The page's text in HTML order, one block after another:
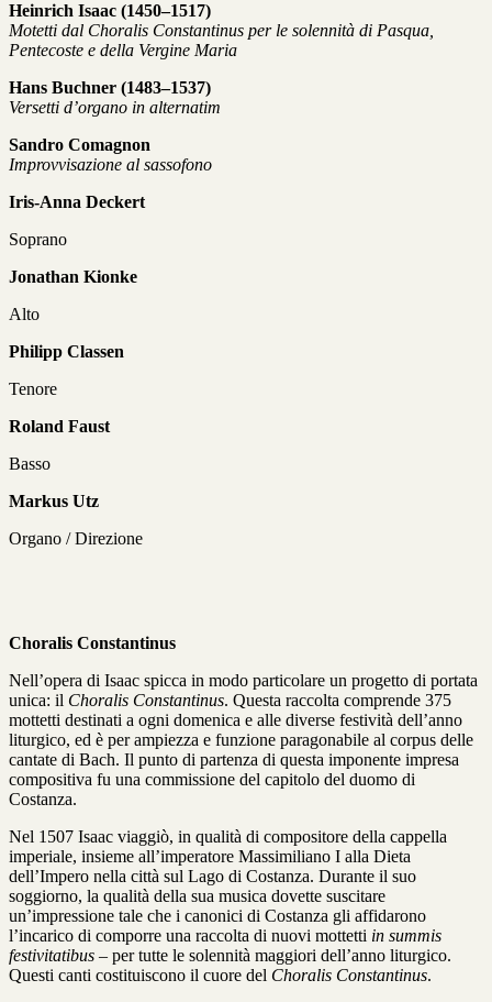
Heinrich Isaac (1450–1517)
Motetti dal Choralis Constantinus per le solennità di Pasqua,
Pentecoste e della Vergine Maria
Hans Buchner (1483–1537)
Versetti d’organo in alternatim
Sandro Comagnon
Improvvisazione al sassofono
Iris-Anna Deckert
Soprano
Jonathan Kionke
Alto
Philipp Classen
Tenore
Roland Faust
Basso
Markus Utz
Organo / Direzione
Choralis Constantinus
Nell’opera di Isaac spicca in modo particolare un progetto di portata
unica: il Choralis Constantinus. Questa raccolta comprende 375
mottetti destinati a ogni domenica e alle diverse festività dell’anno
liturgico, ed è per ampiezza e funzione paragonabile al corpus delle
cantate di Bach. Il punto di partenza di questa imponente impresa
compositiva fu una commissione del capitolo del duomo di
Costanza.
Nel 1507 Isaac viaggiò, in qualità di compositore della cappella
imperiale, insieme all’imperatore Massimiliano I alla Dieta
dell’Impero nella città sul Lago di Costanza. Durante il suo
soggiorno, la qualità della sua musica dovette suscitare
un’impressione tale che i canonici di Costanza gli affidarono
l’incarico di comporre una raccolta di nuovi mottetti in summis
festivitatibus – per tutte le solennità maggiori dell’anno liturgico.
Questi canti costituiscono il cuore del Choralis Constantinus.